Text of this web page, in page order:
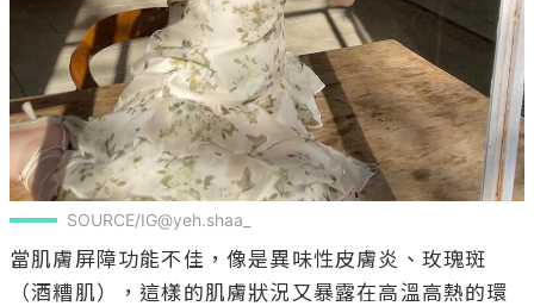
SOURCE/IG@yeh.shaa_
當肌膚屏障功能不佳，像是異味性皮膚炎、玫瑰斑
（酒糟肌），這樣的肌膚狀況又暴露在高溫高熱的環